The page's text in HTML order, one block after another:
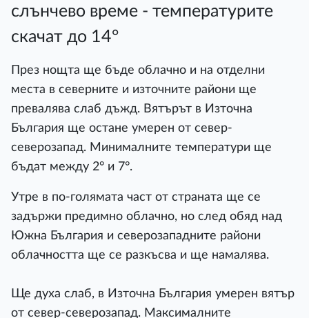
слънчево време - температурите
скачат до 14°
През нощта ще бъде облачно и на отделни
места в северните и източните райони ще
превалява слаб дъжд. Вятърът в Източна
България ще остане умерен от север-
северозапад. Минималните температури ще
бъдат между 2° и 7°.
Утре в по-голямата част от страната ще се
задържи предимно облачно, но след обяд над
Южна България и северозападните райони
облачността ще се разкъсва и ще намалява.
Ще духа слаб, в Източна България умерен вятър
от север-северозапад. Максималните